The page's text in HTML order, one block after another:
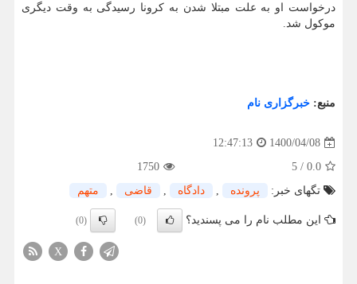
درخواست او به علت مبتلا شدن به کرونا رسیدگی به وقت دیگری
موکول شد.
منبع: خبرگزاری نام
1400/04/08
12:47:13
0.0
/
5
1750
تگهای خبر:
پرونده , دادگاه , قاضی , متهم
این مطلب نام را می پسندید؟ (0)
(0)
X